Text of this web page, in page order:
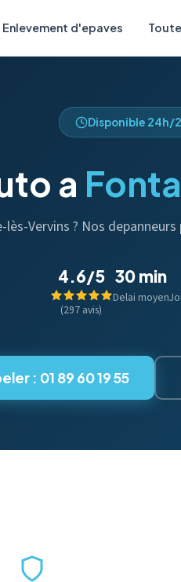
Enlevement d'epaves
Disponible 24h/
a
Vervins ? Nos
4.6/5
(297 avis)
30 min
Delai moyen
: 01 89 60 19 55